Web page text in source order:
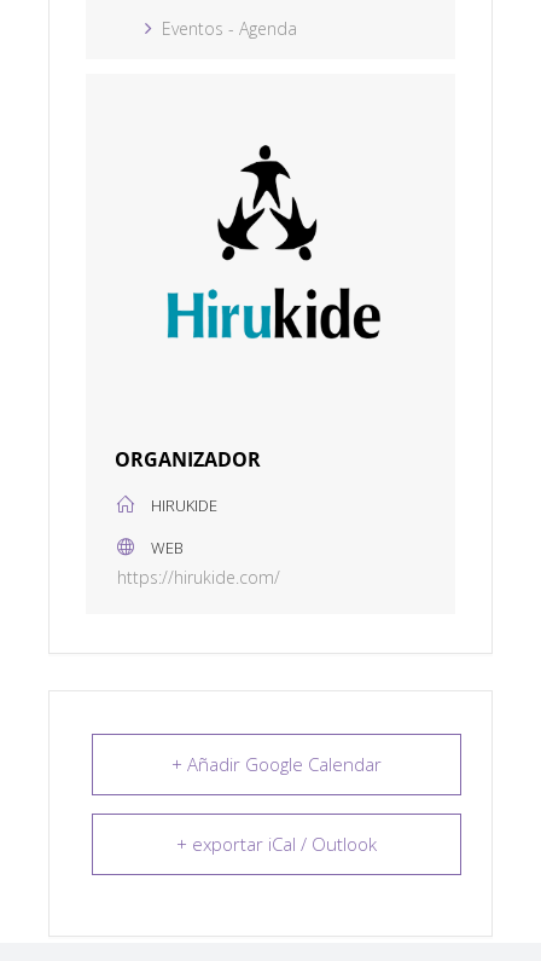
Eventos - Agenda
ORGANIZADOR
HIRUKIDE
WEB
https://hirukide.com/
+ Añadir Google Calendar
+ exportar iCal / Outlook